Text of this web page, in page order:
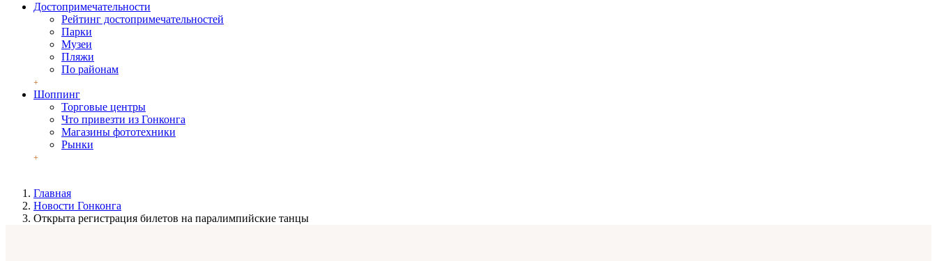
Достопримечательности
Рейтинг достопримечательностей
Парки
Музеи
Пляжи
По районам
Шоппинг
Торговые центры
Что привезти из Гонконга
Магазины фототехники
Рынки
Главная
Новости Гонконга
Открыта регистрация билетов на паралимпийские танцы